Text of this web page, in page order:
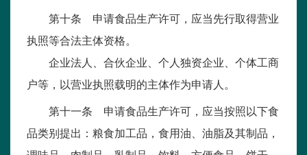
第十条 申请食品生产许可，应当先行取得营业
执照等合法主体资格。
企业法人、合伙企业、个人独资企业、个体工商
户等，以营业执照载明的主体作为申请人。
第十一条 申请食品生产许可，应当按照以下食
品类别提出：粮食加工品，食用油、油脂及其制品，